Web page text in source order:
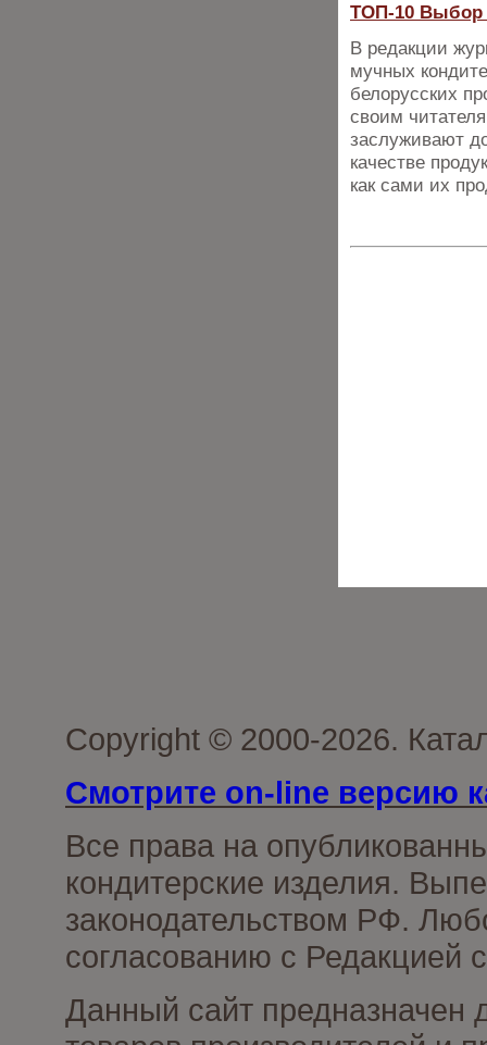
ТОП-10 Выбор
В редакции
мучных
белорусских
своим
заслуживают
качестве
как сами их
Copyright © 2000-2026.
Смотрите on-line версию
Все права на
кондитерские изделия.
законодательством РФ.
согласованию с Редакцией
Данный сайт предназначен